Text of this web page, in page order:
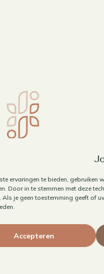
ervaringen te bieden,
Door in te stemmen met deze
Als je geen toestemming geeft of
Accepteren
| Website door